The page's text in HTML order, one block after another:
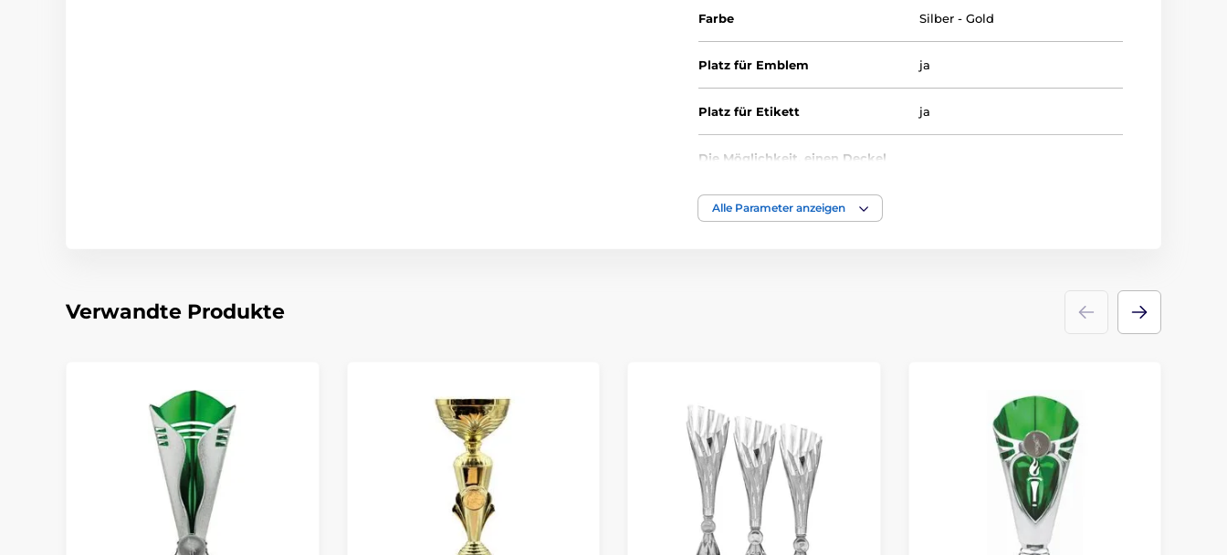
Farbe Silber - Gold
Platz für Emblem ja
Platz für Etikett ja
Die Möglichkeit, einen Deckel
Durchmesse cm
Bedruckung des Emblems Emblemdruck
Alle Parameter anzeigen
Verwandte Produkte